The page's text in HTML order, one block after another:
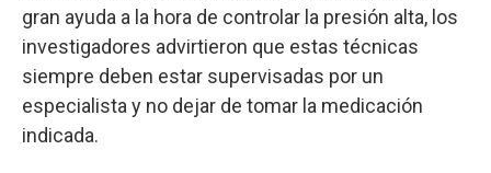
gran ayuda a la hora de controlar la presión alta, los
investigadores advirtieron que estas técnicas
siempre deben estar supervisadas por un
especialista y no dejar de tomar la medicación
indicada.